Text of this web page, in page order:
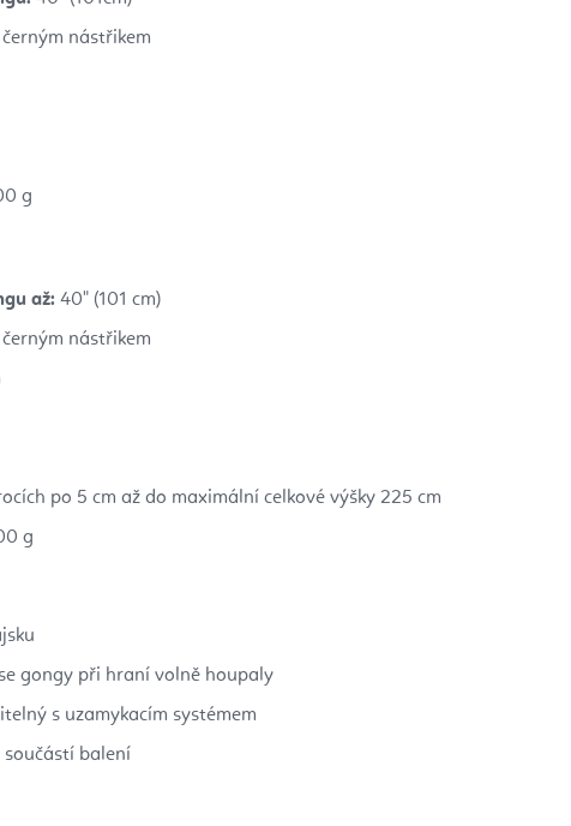
černým nástřikem
g
až: 40" (101 cm)
černým nástřikem
po 5 cm až do maximální celkové výšky 225 cm
g
gongy při hraní volně houpaly
s uzamykacím systémem
součástí balení